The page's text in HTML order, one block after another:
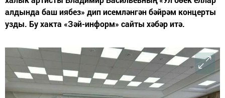
алдында баш иябез» дип исемләнгән бәйрәм концерты
узды. Бу хакта «Зәй-информ» сайты хәбәр итә.